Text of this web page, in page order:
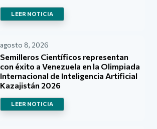
LEER NOTICIA
agosto 8, 2026
Semilleros Científicos representan
con éxito a Venezuela en la Olimpiada
Internacional de Inteligencia Artificial
Kazajistán 2026
LEER NOTICIA